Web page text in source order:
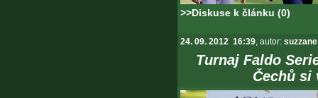
>>Diskuse k článku (0)
24. 09. 2012 16:39, autor: suzzane
Turnaj Faldo
Čechů si